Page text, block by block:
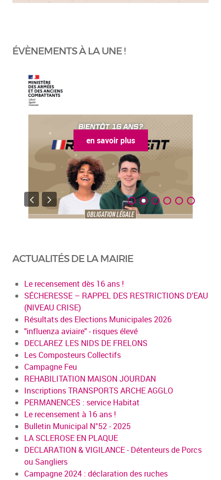
ÉVÈNEMENTS À LA UNE !
en savoir plus
ACTUALITÉS DE LA MAIRIE
Le recensement dès 16 ans !
SÉCHERESSE – RAPPEL DES RESTRICTIONS D'EAU
(NIVEAU CRISE)
Résultats des Elections Municipales 2026
"influenza aviaire" - risques élevé
DECLAREZ LES NIDS DE FRELONS
Les Composteurs Collectifs
Campagne Feu
REHABILITATION MAISON JOURDAN
Inscriptions TRANSPORTS ARCHE AGGLO
PERMANENCES : service Habitat
Le recensement à 16 ans !
Bulletin Municipal N°52 - 2025
LA SCLEROSE EN PLAQUE
DECLARATION & VIGILANCE - Détenteurs de Porcs
ou Sangliers
Campagne 2024 : déclaration des ruches